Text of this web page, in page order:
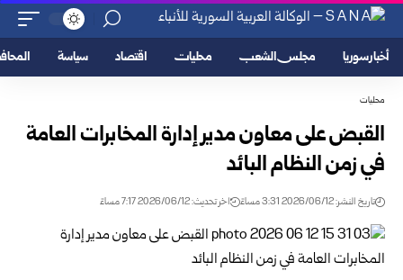
أخبار سوريا مجلس الشعب محليات اقتصاد سياسة
محليات
القبض على معاون مدير إدارة المخابرات العامة
في زمن النظام البائد
تاريخ النشر: 2026/06/12 3:31 مساءً اخر تحديث: 2026/06/12 7:17 مساءً